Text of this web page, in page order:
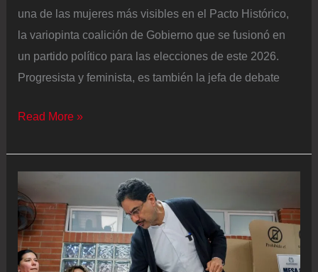
una de las mujeres más visibles en el Pacto Histórico,
la variopinta coalición de Gobierno que se fusionó en
un partido político para las elecciones de este 2026.
Progresista y feminista, es también la jefa de debate
María
Pizarro,
de
debate
de
Iván
Read More »